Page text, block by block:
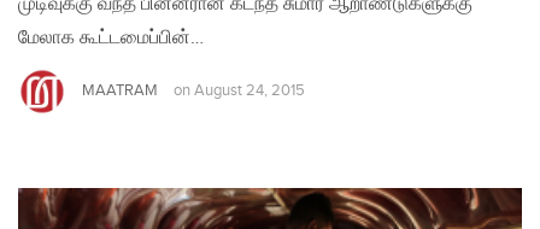
மேலாக கூட்டமைப்பின்…
MAATRAM on August 24, 2015